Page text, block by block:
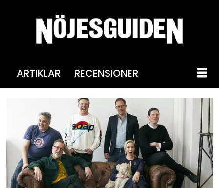
ARTIKLAR RECENSIONER